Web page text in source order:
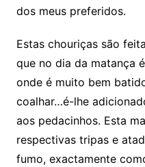
dos meus preferidos.
Estas chouriças são
que no dia da matança
onde é muito bem
coalhar…é-lhe
aos pedacinhos. Esta
respectivas tripas e
fumo, exactamente